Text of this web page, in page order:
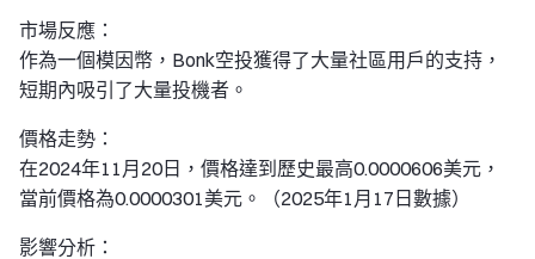
市場反應：
作為一個模因幣，Bonk空投獲得了大量社區用戶的支持，
短期內吸引了大量投機者。
價格走勢：
在2024年11月20日，價格達到歷史最高0.0000606美元，
當前價格為0.0000301美元。（2025年1月17日數據）
影響分析：